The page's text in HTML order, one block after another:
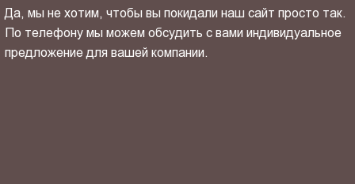
Да, мы не хотим, чтобы вы покидали наш сайт просто так.
По телефону мы можем обсудить с вами индивидуальное
предложение для вашей компании.
ОТПРАВИТЬ СВОЙ КОНТАКТ